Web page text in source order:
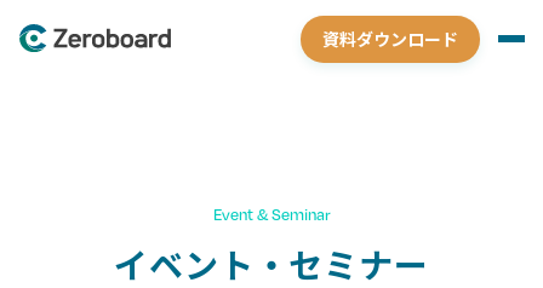
資料ダウンロード
Event & Seminar
イベント・セミナー